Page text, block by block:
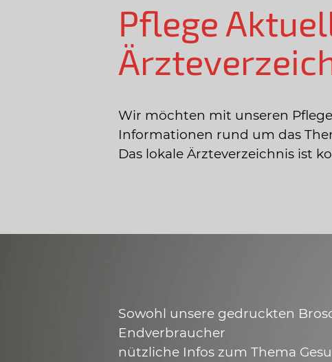
Pflege
Wir möchten mit unseren
Informationen rund um das
Das lokale Ärzteverzeichnis ist
Sowohl unsere gedruckten
Endverbraucher
nützliche Infos zum Thema